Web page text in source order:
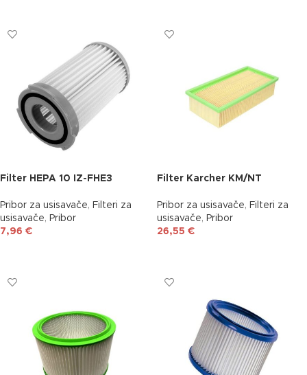
Filter HEPA 10 IZ-FHE3
Pribor za usisavače, Filteri za
usisavače, Pribor
7,96 €
Filter Karcher KM/NT
Pribor za usisavače, Filteri za
usisavače, Pribor
26,55 €